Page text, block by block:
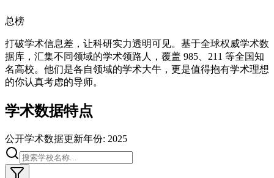
总榜
打破学术信息差，让科研实力透明可见。基于全球权威学术数
据库，汇集不同领域的学术领路人，覆盖 985、211 等全国知
名高校。他们是各自领域的学术大牛，更是值得抱有学术理想
的你认真考虑的导师。
学术数据特点
公开学术数据更新年份: 2025